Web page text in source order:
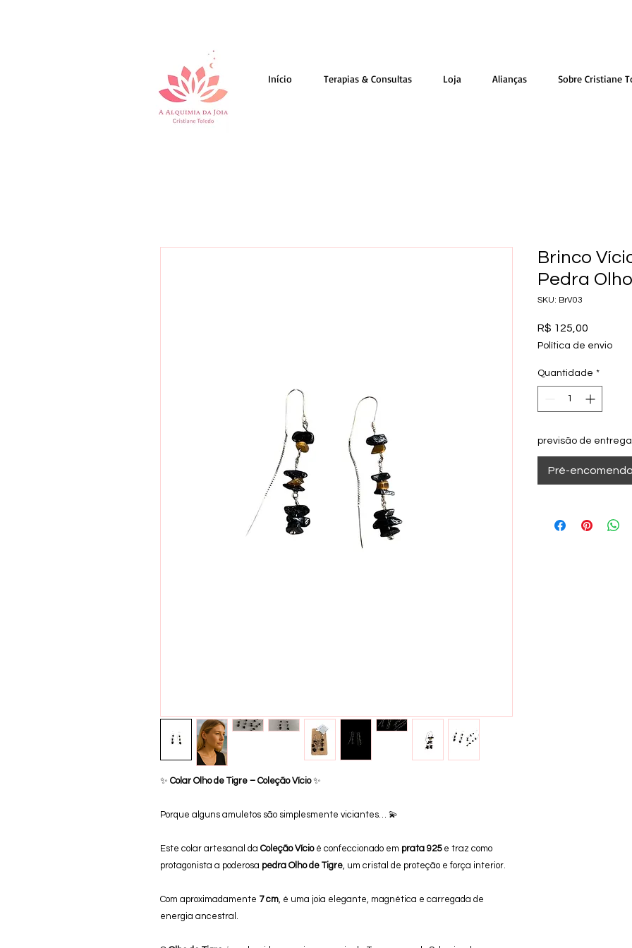
Início Terapias & Consultas Loja Alianças Sobre Cristiane
✨ Colar Olho de Tigre – Coleção Vício✨
Porque alguns amuletos são simplesmente viciantes… 💫
Este colar artesanal da Coleção Vícioé confeccionado em prata 925e traz como
protagonista a poderosa pedra Olho de Tigre, um cristal de proteção e força interior.
Com aproximadamente 7 cm, é uma joia elegante, magnética e carregada de
energia ancestral.
Brinco
Pedra
SKU: BrV03
R$ 125,00
Política de envio
Quantidade *
previsão de
Pré-